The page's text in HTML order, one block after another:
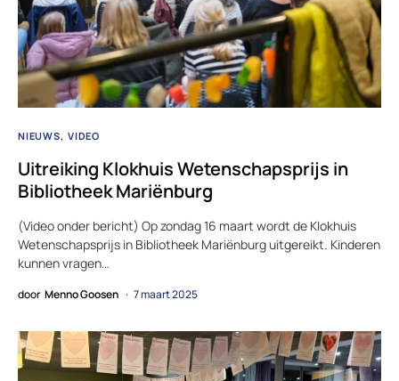
NIEUWS VIDEO
Uitreiking Klokhuis Wetenschapsprijs in
Bibliotheek Mariënburg
(Video onder bericht) Op zondag 16 maart wordt de Klokhuis
Wetenschapsprijs in Bibliotheek Mariënburg uitgereikt. Kinderen
kunnen vragen…
door Menno Goosen 7 maart 2025